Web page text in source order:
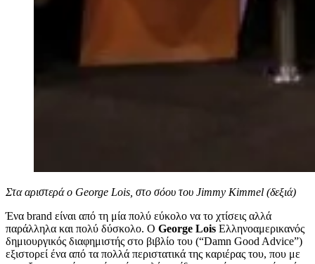
Στα αριστερά ο George Lois, στο σόου του Jimmy Kimmel (δεξιά)
Ένα brand είναι από τη μία πολύ εύκολο να το χτίσεις αλλά
παράλληλα και πολύ δύσκολο. Ο George Lois Ελληνοαμερικανός
δημιουργικός διαφημιστής στο βιβλίο του (“Damn Good Advice”)
εξιστορεί ένα από τα πολλά περιστατικά της καριέρας του, που με